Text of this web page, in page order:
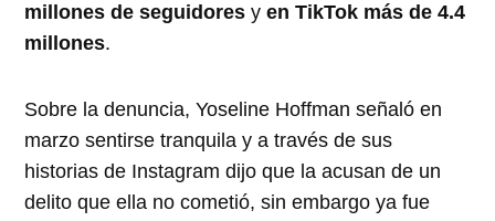
millones de seguidores yen TikTok más de 4.4
millones.
Sobre la denuncia, Yoseline Hoffman señaló en
marzo sentirse tranquila y a través de sus
historias de Instagram dijo que la acusan de un
delito que ella no cometió, sin embargo ya fue